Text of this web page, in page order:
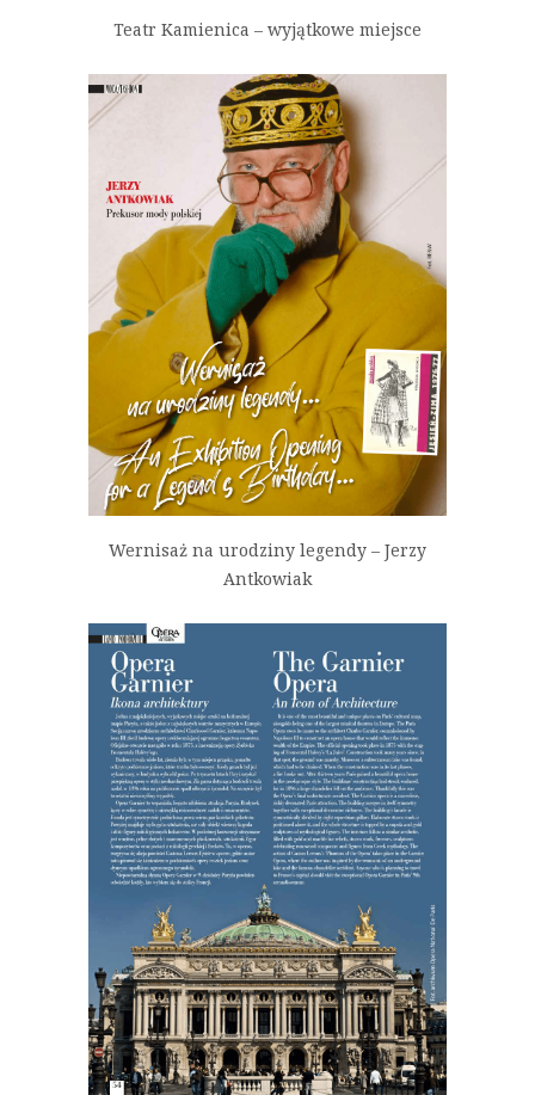
Teatr Kamienica – wyjątkowe miejsce
Wernisaż na urodziny legendy – Jerzy
Antkowiak